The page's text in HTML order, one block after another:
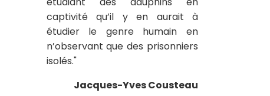
captivité qu’il y en aurait à
étudier le genre humain en
n’observant que des prisonniers
isolés."
Jacques-Yves Cousteau